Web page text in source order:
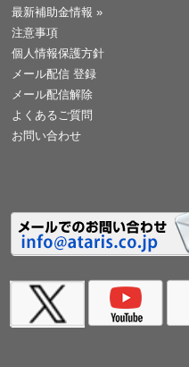
最新補助金情報 »
注意事項
個人情報保護方針
メール配信 登録
メール配信解除
よくあるご質問
お問い合わせ